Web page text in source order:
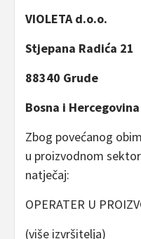
VIOLETA d.o.o.
Stjepana Radića 21
88340 Grude
Bosna i Hercegovina
Zbog povećanog
u proizvodnom
natječaj:
OPERATER U
(više izvršitelja)